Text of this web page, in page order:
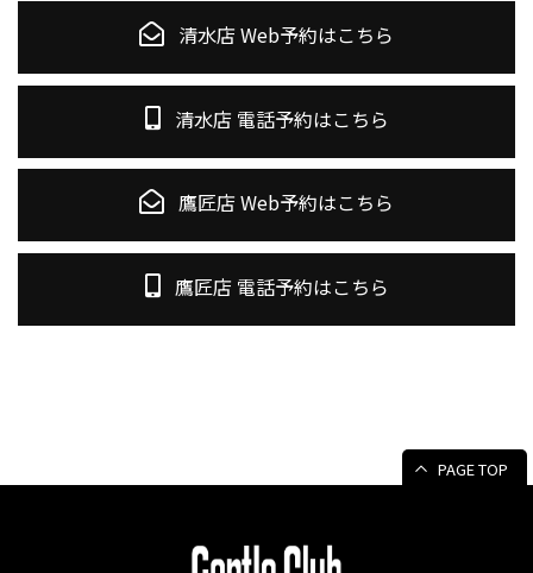
清水店 Web予約はこちら
清水店 電話予約はこちら
鷹匠店 Web予約はこちら
鷹匠店 電話予約はこちら
PAGE TOP